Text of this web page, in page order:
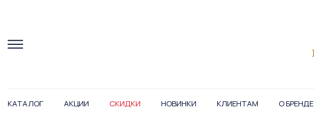
КАТАЛОГ АКЦИИ СКИДКИ НОВИНКИ КЛИЕНТАМ О БРЕНДЕ